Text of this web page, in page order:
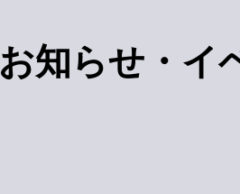
お知らせ・イ